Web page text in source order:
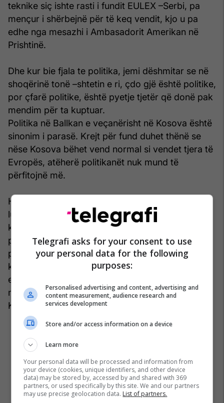
teknike siç ishte rasti i fundit EULEX –Serbi, pa
mençur i shërbejnë për të keq vendit, kjo u pa
edhe nga mesazhi i Ambasadorit Amerikan në
Prishtinë.
Dhe kur bie fjala te politika, jemi dëshmitar se në
shoqërinë tonë –shtetin e ri, çdo gjë është politike,
por çfarë politike, është pyetje tjetër që donë pak
mendim për ta kuptuar.
Politika në Ballkan e veçanërisht në Kosova është
sinonim i parasë. Krejt për fund duhet thënë se
nëse Kosova bëhet vend normal si vendet tjera të
Evropës, atëherë politikanët nuk mund të
përfitojnë më.
Haptazi, nënshkrimi i marrëveshjes teknike për ta
luftuar krimin e organizuar në veri, nga politika
kosovare është shfrytëzuar dyfish: në njërën anë
politikanët me kundërshtim kanë treguar
patriotizëm para popullit, kurse nga ana tjetër
kanë dashur ta lëna ashtu sepse nga ai krim
ekonomik zyrtaret me të lartë qeveritar kanë
marr riskun e tyre jo të vogël.
Kjo është esenca e kundërshtimit.
Telegrafi asks for your consent to use
your personal data for the following
purposes:
Personalised advertising and content, advertising and
content measurement, audience research and
services development
Store and/or access information on a device
Learn more
Your personal data will be processed and information from
your device (cookies, unique identifiers, and other device
data) may be stored by, accessed by and shared with 369
partners, or used specifically by this site. We and our partners
may use precise geolocation data. List of partners.